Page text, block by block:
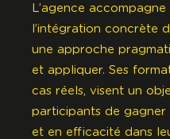
L’agence
l’intégration concrète
une approche
et appliquer. Ses
cas réels, visent un
participants de gagner
et en efficacité dans